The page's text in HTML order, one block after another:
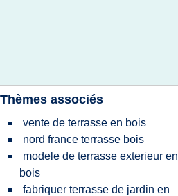
Thèmes associés
vente de terrasse en bois
nord france terrasse bois
modele de terrasse exterieur en
bois
fabriquer terrasse de jardin en